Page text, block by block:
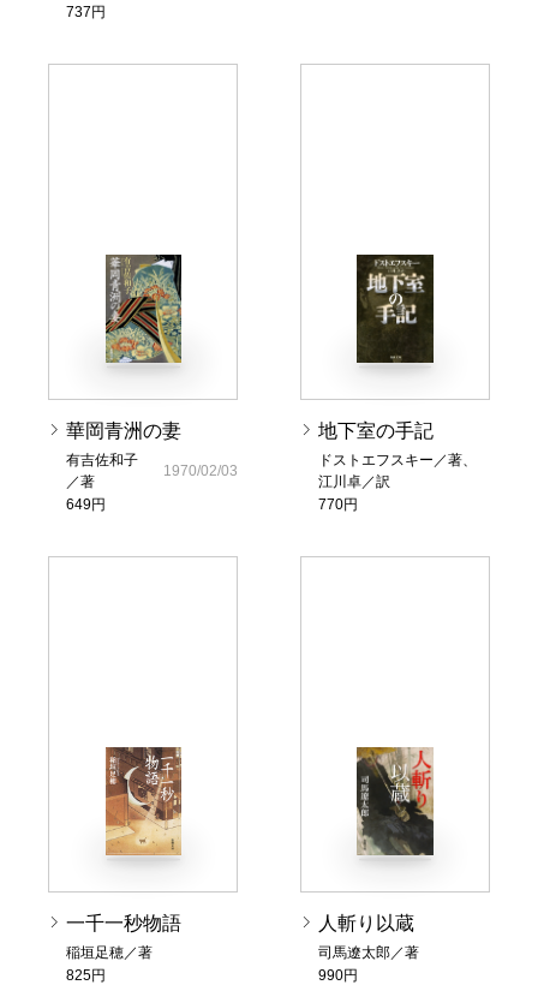
737円
華岡青洲の妻
有吉佐和子
／著
649円
1970/02/03
地下室の手記
ドストエフスキー／著、
江川卓／訳
770円
一千一秒物語
稲垣足穂／著
825円
人斬り以蔵
司馬遼太郎／著
990円